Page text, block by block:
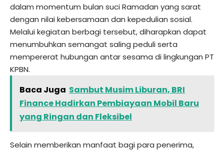
dalam momentum bulan suci Ramadan yang sarat
dengan nilai kebersamaan dan kepedulian sosial.
Melalui kegiatan berbagi tersebut, diharapkan dapat
menumbuhkan semangat saling peduli serta
mempererat hubungan antar sesama di lingkungan PT
KPBN.
Baca Juga Sambut Musim Liburan, BRI
Finance Hadirkan Pembiayaan Mobil Baru
yang Ringan dan Fleksibel
Selain memberikan manfaat bagi para penerima,